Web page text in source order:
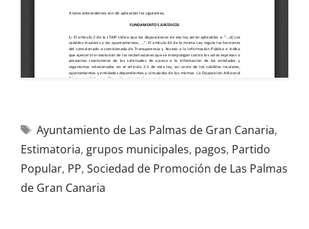
Ayuntamiento de Las Palmas de Gran Canaria,
Estimatoria, grupos municipales, pagos, Partido
Popular, PP, Sociedad de Promoción de Las Palmas
de Gran Canaria